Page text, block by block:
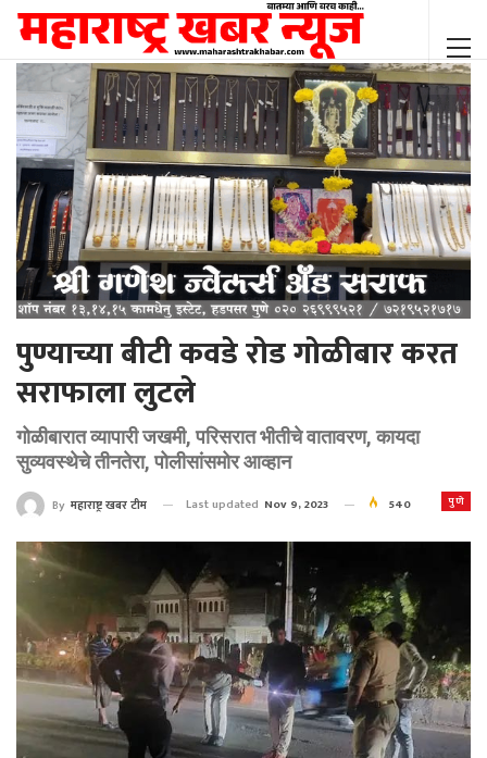
पुण्याच्या बीटी कवडे रोड गोळीबार करत
सराफाला लुटले
गोळीबारात व्यापारी जखमी, परिसरात भीतीचे वातावरण, कायदा
सुव्यवस्थेचे तीनतेरा, पोलीसांसमोर आव्हान
पुणे
By महाराष्ट्र खबर टीम Last updated Nov 9, 2023 540